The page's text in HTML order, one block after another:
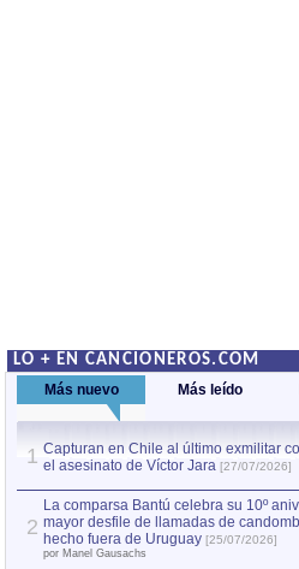
LO + EN CANCIONEROS.COM
Más nuevo Más leído
1 Capturan en Chile al último exmilitar
el asesinato de Víctor Jara [27/07/2026]
2
La comparsa Bantú celebra su 10º
mayor desfile de llamadas de
hecho fuera de Uruguay [25/07/2026]
por Manel Gausachs